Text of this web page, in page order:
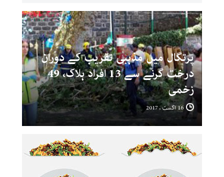
پرتگال میں مذہبی تقریب کے دوران
درخت گرنے سے 13 افراد ہلاک، 49
زخمی
16 اگست ، 2017